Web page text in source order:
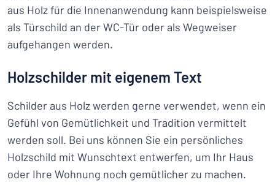
aus Holz für die Innenanwendung kann beispielsweise
als Türschild an der WC-Tür oder als Wegweiser
aufgehangen werden.
Holzschilder mit eigenem Text
Schilder aus Holz werden gerne verwendet, wenn ein
Gefühl von Gemütlichkeit und Tradition vermittelt
werden soll. Bei uns können Sie ein persönliches
Holzschild mit Wunschtext entwerfen, um Ihr Haus
oder Ihre Wohnung noch gemütlicher zu machen.